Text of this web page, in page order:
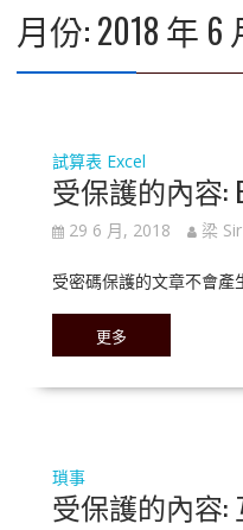
月份:2018 年 6
試算表 Excel
受保護的內容:
29 6 月, 2018 梁 Sir
受密碼保護的文章不會產
更多
瑣事
受保護的內容: